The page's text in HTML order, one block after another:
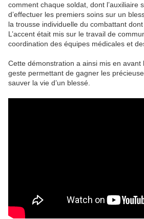
comment chaque soldat, dont l’auxiliaire
d’effectuer les premiers soins sur un
la trousse individuelle du combattant
L’accent était mis sur le travail de
coordination des équipes médicales et
Cette démonstration a ainsi mis en avant
geste permettant de gagner les
sauver la vie d’un blessé.